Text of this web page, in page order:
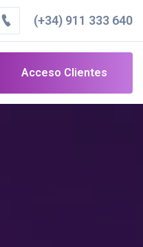
(+34) 911 333 640
Acceso Clientes